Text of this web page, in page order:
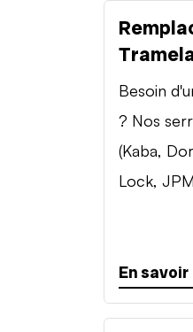
Besoin
? Nos
(Kaba,
Lock,
En